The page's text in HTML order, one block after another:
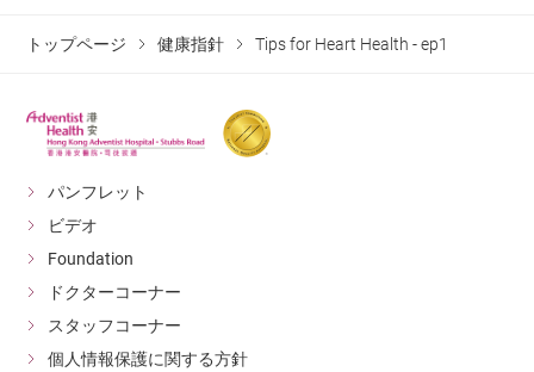
トップページ 健康指針 Tips for Heart Health - ep1
パンフレット
ビデオ
Foundation
ドクターコーナー
スタッフコーナー
個人情報保護に関する方針